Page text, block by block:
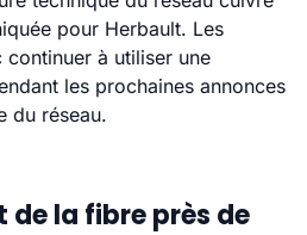
pour Herbault. Les
à utiliser une
les prochaines annonces
du réseau.
de la fibre près de